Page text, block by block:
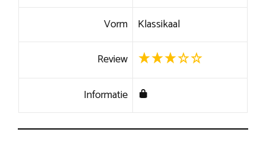
Vorm Klassikaal
Review
Informatie